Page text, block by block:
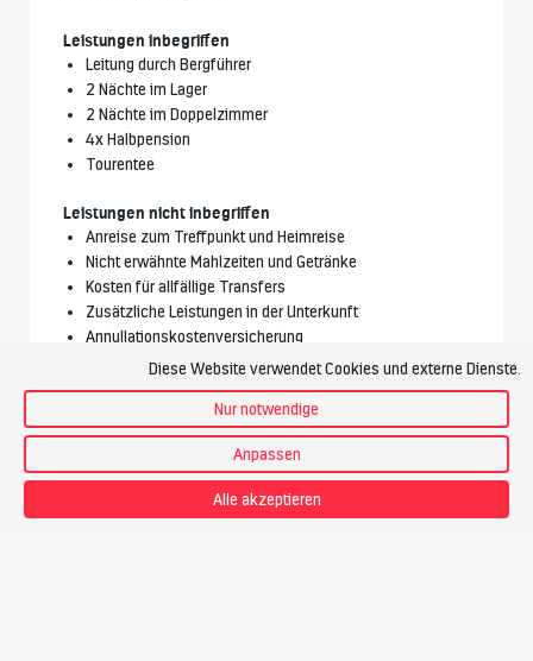
Leistungen inbegriffen
Leitung durch Bergführer
2 Nächte im Lager
2 Nächte im Doppelzimmer
4x Halbpension
Tourentee
Leistungen nicht inbegriffen
Anreise zum Treffpunkt und Heimreise
Nicht erwähnte Mahlzeiten und Getränke
Kosten für allfällige Transfers
Zusätzliche Leistungen in der Unterkunft
Annullationskostenversicherung
Vorgesehener Bergführer
Diese Website verwendet Cookies und externe Dienste.
Nur notwendige
Anpassen
Alle akzeptieren